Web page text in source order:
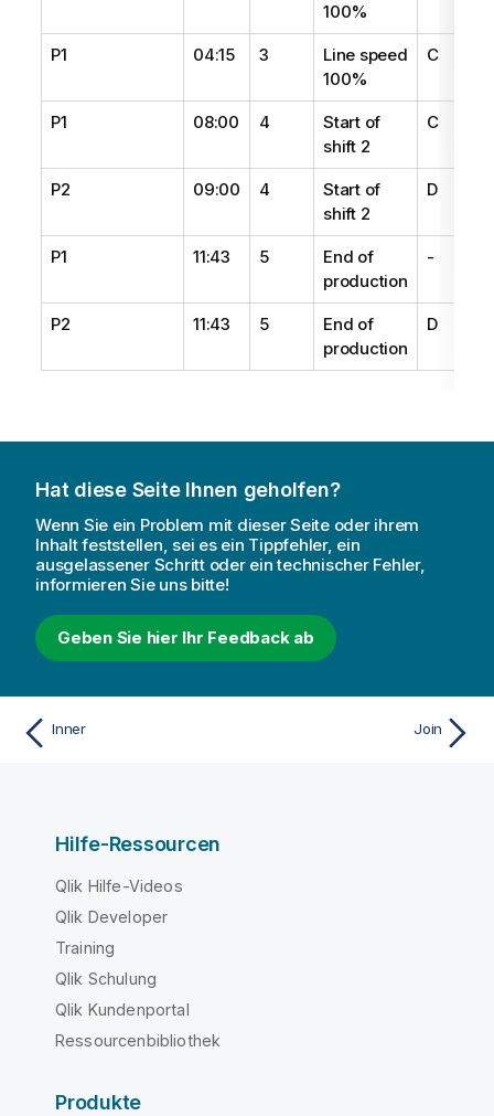
100%
P1 04:15 3
Line speed
100%
C
P1 08:00 4
Start of
shift 2
C
P2 09:00 4
Start of
shift 2
D
P1 11:43 5
End of
production
-
P2 11:43 5
End of
production
D
Hat diese Seite Ihnen geholfen?
Wenn Sie ein Problem mit dieser Seite oder ihrem
Inhalt feststellen, sei es ein Tippfehler, ein
ausgelassener Schritt oder ein technischer Fehler,
informieren Sie uns bitte!
Geben Sie hier Ihr Feedback ab
Inner Join
Hilfe-Ressourcen
Qlik Hilfe-Videos
Qlik Developer
Training
Qlik Schulung
Qlik Kundenportal
Ressourcenbibliothek
Produkte